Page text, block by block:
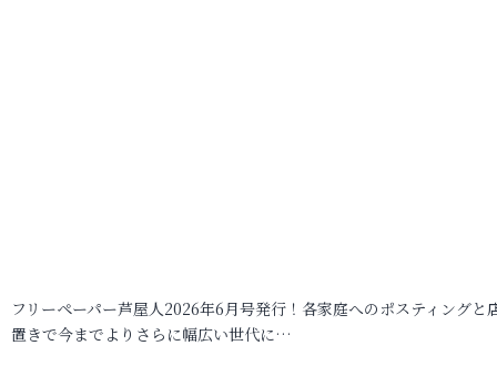
フリーペーパー芦屋人2026年6月号発行！各家庭へのポスティングと
置きで今までよりさらに幅広い世代に…